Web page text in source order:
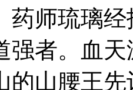
药师琉璃
强者。血
的山腰王